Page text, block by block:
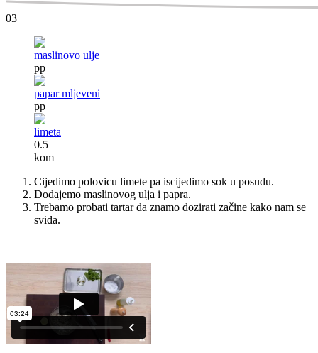
03
maslinovo ulje
pp
papar mljeveni
pp
limeta
0.5
kom
Cijedimo polovicu limete pa iscijedimo sok u posudu.
Dodajemo maslinovog ulja i papra.
Trebamo probati tartar da znamo dozirati začine kako nam se
sviđa.